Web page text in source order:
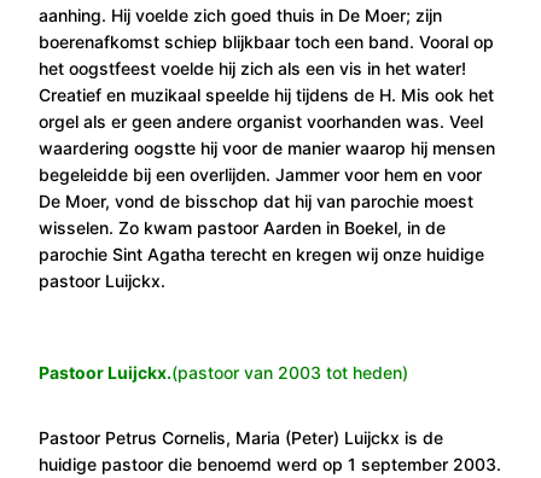
aanhing. Hij voelde zich goed thuis in De Moer; zijn
boerenafkomst schiep blijkbaar toch een band. Vooral op
het oogstfeest voelde hij zich als een vis in het water!
Creatief en muzikaal speelde hij tijdens de H. Mis ook het
orgel als er geen andere organist voorhanden was. Veel
waardering oogstte hij voor de manier waarop hij mensen
begeleidde bij een overlijden. Jammer voor hem en voor
De Moer, vond de bisschop dat hij van parochie moest
wisselen. Zo kwam pastoor Aarden in Boekel, in de
parochie Sint Agatha terecht en kregen wij onze huidige
pastoor Luijckx.
Pastoor Luijckx.(pastoor van 2003 tot heden)
Pastoor Petrus Cornelis, Maria (Peter) Luijckx is de
huidige pastoor die benoemd werd op 1 september 2003.